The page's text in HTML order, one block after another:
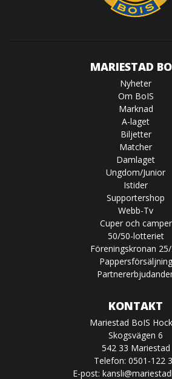
MARIESTAD
Nyheter
Om BoIS
Marknad
A-laget
Biljetter
Matcher
Damlaget
Ungdom/Junior
Istider
Supportershop
Webb-Tv
Cuper och camper
50/50-lotteriet
Föreningskronan
Pappersförsäljning
KONTAKT
Mariestad BoIS
Skogsvägen 6
542 33 Mariestad
Telefon: 0501-122
E-post: